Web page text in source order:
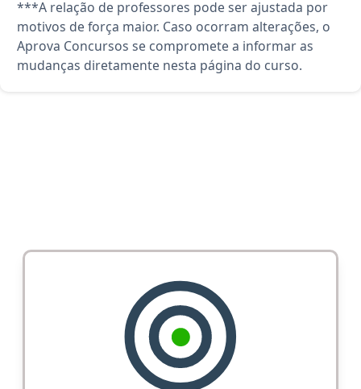
***A relação de professores pode ser ajustada por
motivos de força maior. Caso ocorram alterações, o
Aprova Concursos se compromete a informar as
mudanças diretamente nesta página do curso.